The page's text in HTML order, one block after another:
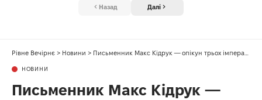
Назад Далі
Рівне Вечірнє > Новини > Письменник Макс Кідрук — опікун трьох імператорських тамаринів із Рівненського зоопарку (ВІДЕО)
НОВИНИ
Письменник Макс Кідрук —